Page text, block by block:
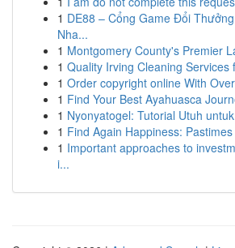
1 DE88 – Cổng Game Đổi
Nha...
1 Montgomery County's Premier
1 Quality Irving Cleaning Services
1 Order copyright online With
1 Find Your Best Ayahuasca
1 Nyonyatogel: Tutorial Utuh
1 Find Again Happiness:
1 Important approaches to
i...